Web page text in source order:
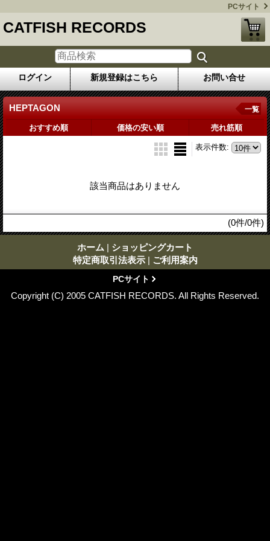
PCサイト
CATFISH RECORDS
ログイン 新規登録はこちら お問い合せ
HEPTAGON 一覧
おすすめ順 価格の安い順 売れ筋順
表示件数:
該当商品はありません
(0件/0件)
ホーム | ショッピングカート
特定商取引法表示 | ご利用案内
PCサイト
Copyright (C) 2005 CATFISH RECORDS. All Rights Reserved.